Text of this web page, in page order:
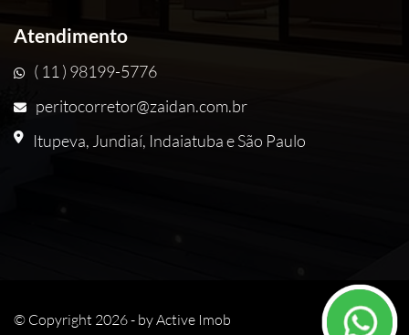
Atendimento
( 11 ) 98199-5776
peritocorretor@zaidan.com.br
Itupeva, Jundiaí, Indaiatuba e São Paulo
© Copyright 2026 - byActive Imob